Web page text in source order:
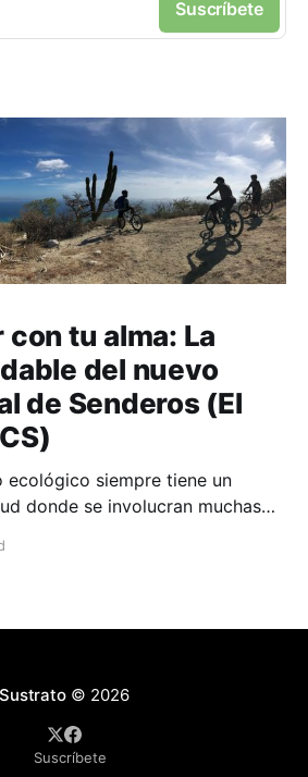
Suscríbete
con tu alma: La
del nuevo
de Senderos (El
ecológico siempre tiene un
donde se involucran muchas
las personas que les gusta
para admirar
Sustrato© 2026
Suscríbete